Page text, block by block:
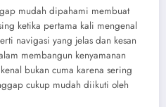
mudah dipahami membuat
ketika pertama kali mengenal
navigasi yang jelas dan kesan
membangun kenyamanan
bukan cuma karena sering
cukup mudah diikuti oleh